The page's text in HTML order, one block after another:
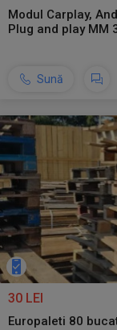
Modul Carplay,
Plug and play MM
Sună
30 LEI
Europaleti 80